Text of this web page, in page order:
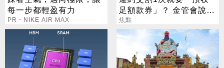
每一步都輕盈有力
PR・NIKE AIR MAX
足額款券」？ 金管會說話
了
焦點